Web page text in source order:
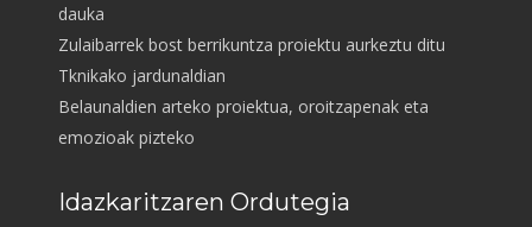
dauka
Zulaibarrek bost berrikuntza proiektu aurkeztu ditu
Tknikako jardunaldian
Belaunaldien arteko proiektua, oroitzapenak eta
emozioak pizteko
Idazkaritzaren Ordutegia